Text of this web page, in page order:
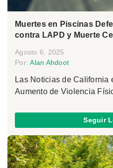
Muertes en Piscinas
contra LAPD y Muerte
Agosto 6, 2025
Por:Alan Ahdoot
Las Noticias de California
Aumento de Violencia
Seguir